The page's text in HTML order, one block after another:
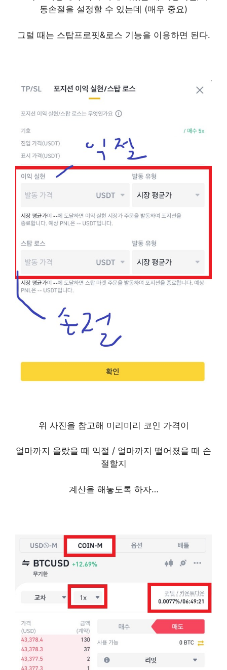
동손절을 설정할 수 있는데 (매우 중요)
그럴 때는 스탑프로핏&로스 기능을 이용하면 된다.
위 사진을 참고해 미리미리 코인 가격이
얼마까지 올랐을 때 익절 / 얼마까지 떨어졌을 때 손
절할지
계산을 해놓도록 하자…